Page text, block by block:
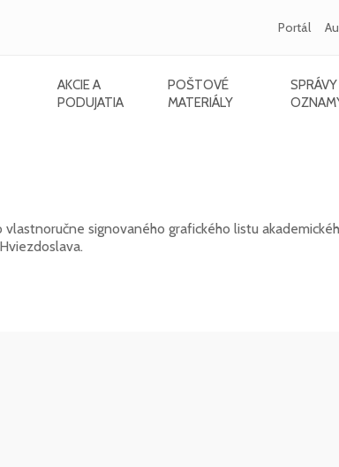
Portál
AKCIE A
PODUJATIA
POŠTOVÉ
MATERIÁLY
signovaného grafického listu